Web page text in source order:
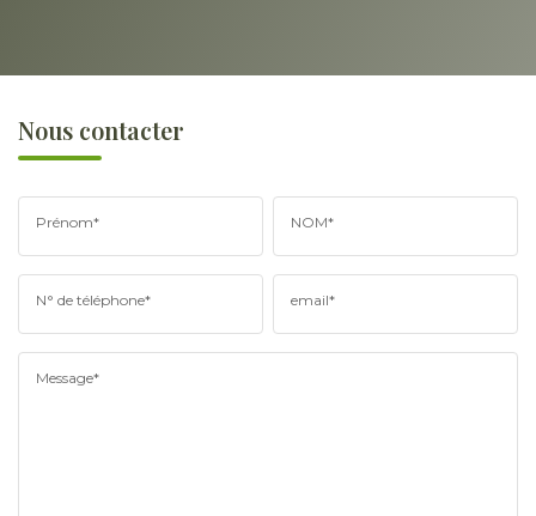
Nous contacter
Prénom* NOM*
N° de téléphone* email*
Message*